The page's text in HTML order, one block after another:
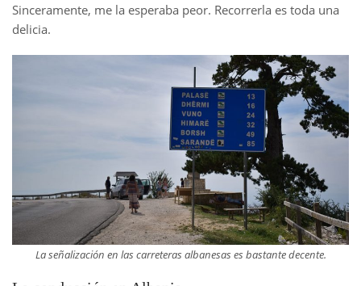
Sinceramente, me la esperaba peor. Recorrerla es toda una
delicia.
La señalización en las carreteras albanesas es bastante decente.